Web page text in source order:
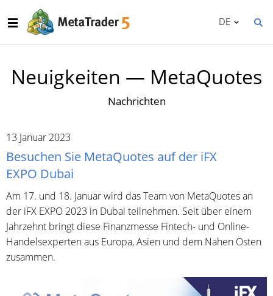
DE
Neuigkeiten — MetaQuotes
Nachrichten
13 Januar 2023
Besuchen Sie MetaQuotes auf der iFX
EXPO Dubai
Am 17. und 18. Januar wird das Team von MetaQuotes an
der iFX EXPO 2023 in Dubai teilnehmen. Seit über einem
Jahrzehnt bringt diese Finanzmesse Fintech- und Online-
Handelsexperten aus Europa, Asien und dem Nahen Osten
zusammen.